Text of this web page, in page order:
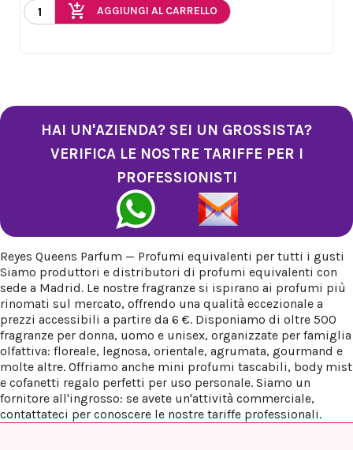
add_shopping_cart AGGIUNGI AL CARRELLO
HAI UN'AZIENDA? SEI UN GROSSISTA?
VERIFICA LE NOSTRE TARIFFE PER I
PROFESSIONISTI
Reyes Queens Parfum — Profumi equivalenti per tutti i gusti
Siamo produttori e distributori di profumi equivalenti con
sede a Madrid. Le nostre fragranze si ispirano ai profumi più
rinomati sul mercato, offrendo una qualità eccezionale a
prezzi accessibili a partire da 6 €. Disponiamo di oltre 500
fragranze per donna, uomo e unisex, organizzate per famiglia
olfattiva: floreale, legnosa, orientale, agrumata, gourmand e
molte altre. Offriamo anche mini profumi tascabili, body mist
e cofanetti regalo perfetti per uso personale. Siamo un
fornitore all'ingrosso: se avete un'attività commerciale,
contattateci per conoscere le nostre tariffe professionali.